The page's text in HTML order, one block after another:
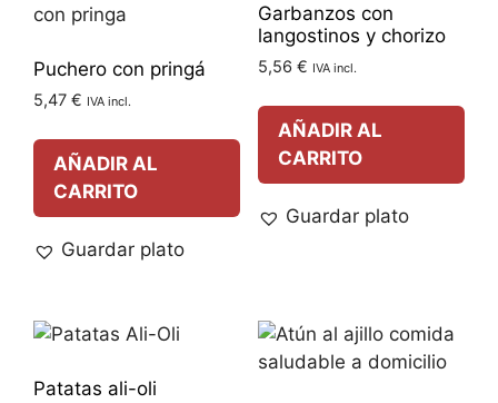
Puchero con pringá
5,47 € IVA incl.
AÑADIR AL
CARRITO
Guardar plato
Garbanzos con
langostinos y chorizo
5,56 € IVA incl.
AÑADIR AL
CARRITO
Guardar plato
Patatas ali-oli